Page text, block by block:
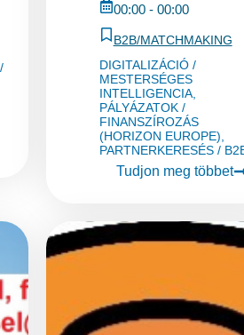
00:00 - 00:00
B2B/MATCHMAKING
DIGITALIZÁCIÓ /
MESTERSÉGES
INTELLIGENCIA,
PÁLYÁZATOK /
FINANSZÍROZÁS
(HORIZON EUROPE)
PARTNERKERESÉS /
Tudjon meg többet